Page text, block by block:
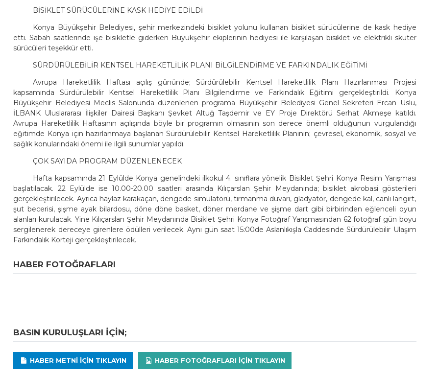
BİSİKLET SÜRÜCÜLERİNE KASK HEDİYE EDİLDİ
Konya Büyükşehir Belediyesi, şehir merkezindeki bisiklet yolunu kullanan bisiklet sürücülerine de kask hediye
etti. Sabah saatlerinde işe bisikletle giderken Büyükşehir ekiplerinin hediyesi ile karşılaşan bisiklet ve elektrikli skuter
sürücüleri teşekkür etti.
SÜRDÜRÜLEBİLİR KENTSEL HAREKETLİLİK PLANI BİLGİLENDİRME VE FARKINDALIK EĞİTİMİ
Avrupa Hareketlilik Haftası açılış gününde; Sürdürülebilir Kentsel Hareketlilik Planı Hazırlanması Projesi
kapsamında Sürdürülebilir Kentsel Hareketlilik Planı Bilgilendirme ve Farkındalık Eğitimi gerçekleştirildi. Konya
Büyükşehir Belediyesi Meclis Salonunda düzenlenen programa Büyükşehir Belediyesi Genel Sekreteri Ercan Uslu,
İLBANK Uluslararası İlişkiler Dairesi Başkanı Şevket Altuğ Taşdemir ve EY Proje Direktörü Serhat Akmeşe katıldı.
Avrupa Hareketlilik Haftasının açılışında böyle bir programın olmasının son derece önemli olduğunun vurgulandığı
eğitimde Konya için hazırlanmaya başlanan Sürdürülebilir Kentsel Hareketlilik Planının; çevresel, ekonomik, sosyal ve
sağlık konularındaki önemi ile ilgili sunumlar yapıldı.
ÇOK SAYIDA PROGRAM DÜZENLENECEK
Hafta kapsamında 21 Eylülde Konya genelindeki ilkokul 4. sınıflara yönelik Bisiklet Şehri Konya Resim Yarışması
başlatılacak. 22 Eylülde ise 10.00-20.00 saatleri arasında Kılıçarslan Şehir Meydanında; bisiklet akrobasi gösterileri
gerçekleştirilecek. Ayrıca haylaz karakaçan, dengede simülatörü, tırmanma duvarı, gladyatör, dengede kal, canlı langırt,
şut becerisi, şişme ayak bilardosu, döne döne basket, döner merdane ve şişme dart gibi birbirinden eğlenceli oyun
alanları kurulacak. Yine Kılıçarslan Şehir Meydanında Bisiklet Şehri Konya Fotoğraf Yarışmasından 62 fotoğraf gün boyu
sergilenerek dereceye girenlere ödülleri verilecek. Aynı gün saat 15:00de Aslanlıkışla Caddesinde Sürdürülebilir Ulaşım
Farkındalık Korteji gerçekleştirilecek.
HABER FOTOĞRAFLARI
BASIN KURULUŞLARI IÇIN;
HABER METNI IÇIN TIKLAYIN HABER FOTOĞRAFLARI IÇIN TIKLAYIN